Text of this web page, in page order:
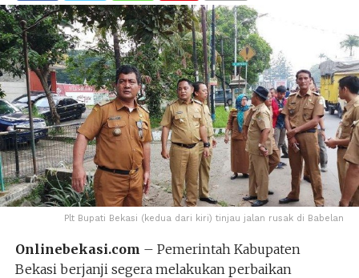
Plt Bupati Bekasi (kedua dari kiri) tinjau jalan rusak di Babelan
Onlinebekasi.com – Pemerintah Kabupaten
Bekasi berjanji segera melakukan perbaikan